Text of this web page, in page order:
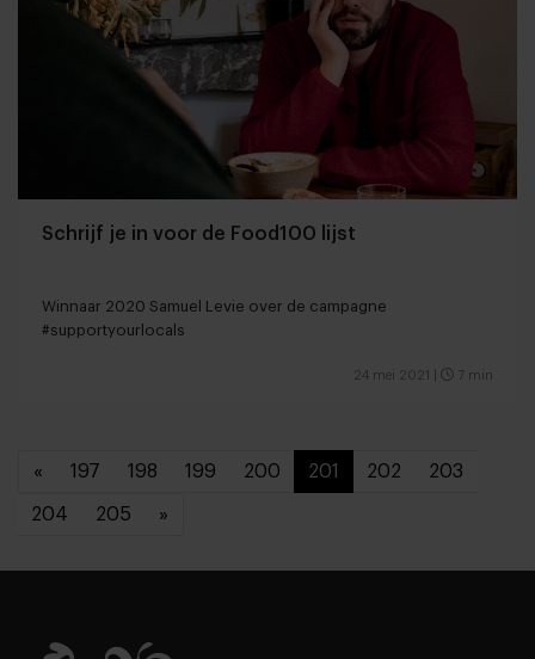
Schrijf je in voor de Food100 lijst
Winnaar 2020 Samuel Levie over de campagne
#supportyourlocals
24 mei 2021 7 min
« 197 198 199 200 201 202 203
204 205 »